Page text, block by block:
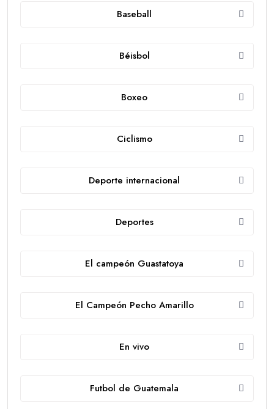
Baseball
Béisbol
Boxeo
Ciclismo
Deporte internacional
Deportes
El campeón Guastatoya
El Campeón Pecho Amarillo
En vivo
Futbol de Guatemala